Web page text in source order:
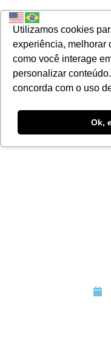
Utilizamos cookies
experiência, melhorar
como você interage
personalizar
concorda com o uso
Ok,